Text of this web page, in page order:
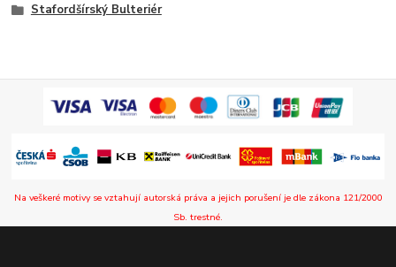
Stafordšírský Bulteriér
Na veškeré motivy se vztahují autorská práva a jejich porušení je dle zákona 121/2000
Sb. trestné.